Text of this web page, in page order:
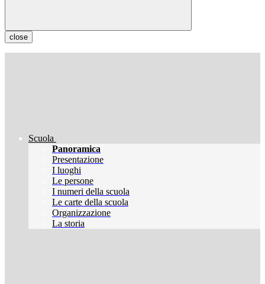
close
Scuola
Panoramica
Presentazione
I luoghi
Le persone
I numeri della scuola
Le carte della scuola
Organizzazione
La storia